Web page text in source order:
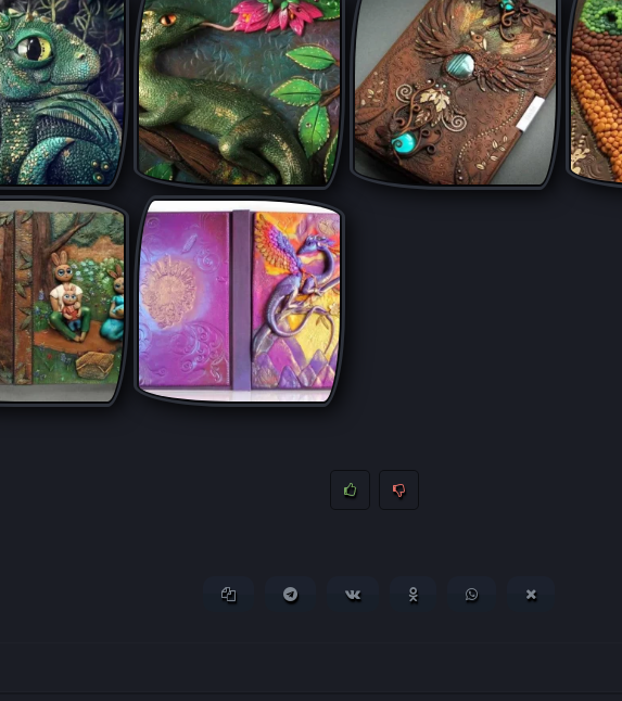
Копировать ссылкуПоделиться в Telegram
Поделиться ВКонтакте
Поделиться вПоделиться в